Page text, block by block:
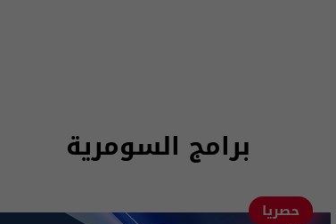
برامج السومرية
حصريا